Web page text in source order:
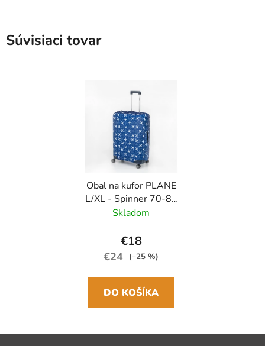
Súvisiaci tovar
Obal na kufor PLANE
L/XL - Spinner 70-80
cm Modrá
Skladom
€18
€24 (–25 %)
DO KOŠÍKA